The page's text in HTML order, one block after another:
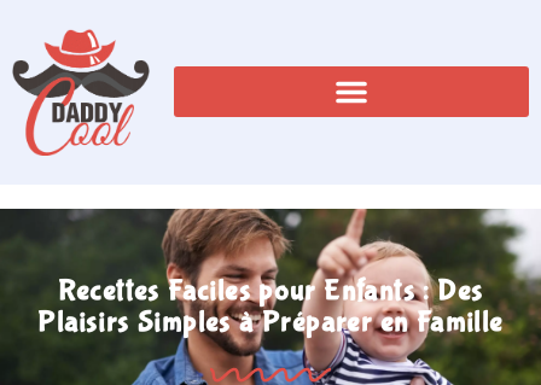
Recettes Faciles pour Enfants : Des
Plaisirs Simples à Préparer en Famille